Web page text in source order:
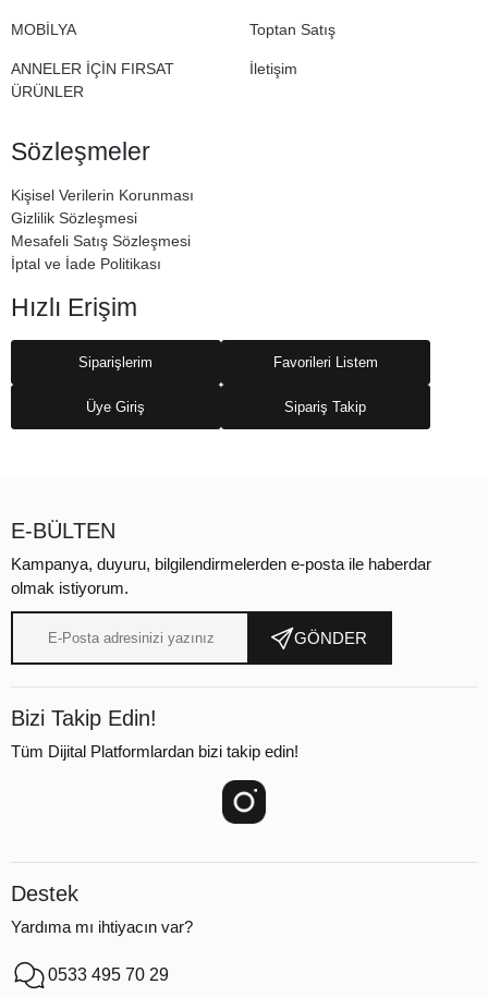
MOBİLYA
ANNELER İÇİN FIRSAT
ÜRÜNLER
Toptan Satış
İletişim
Sözleşmeler
Kişisel Verilerin Korunması
Gizlilik Sözleşmesi
Mesafeli Satış Sözleşmesi
İptal ve İade Politikası
Hızlı Erişim
Siparişlerim Favorileri Listem
Üye Giriş Sipariş Takip
E-BÜLTEN
Kampanya, duyuru, bilgilendirmelerden e-posta ile haberdar
olmak istiyorum.
GÖNDER
Bizi Takip Edin!
Tüm Dijital Platformlardan bizi takip edin!
Destek
Yardıma mı ihtiyacın var?
0533 495 70 29